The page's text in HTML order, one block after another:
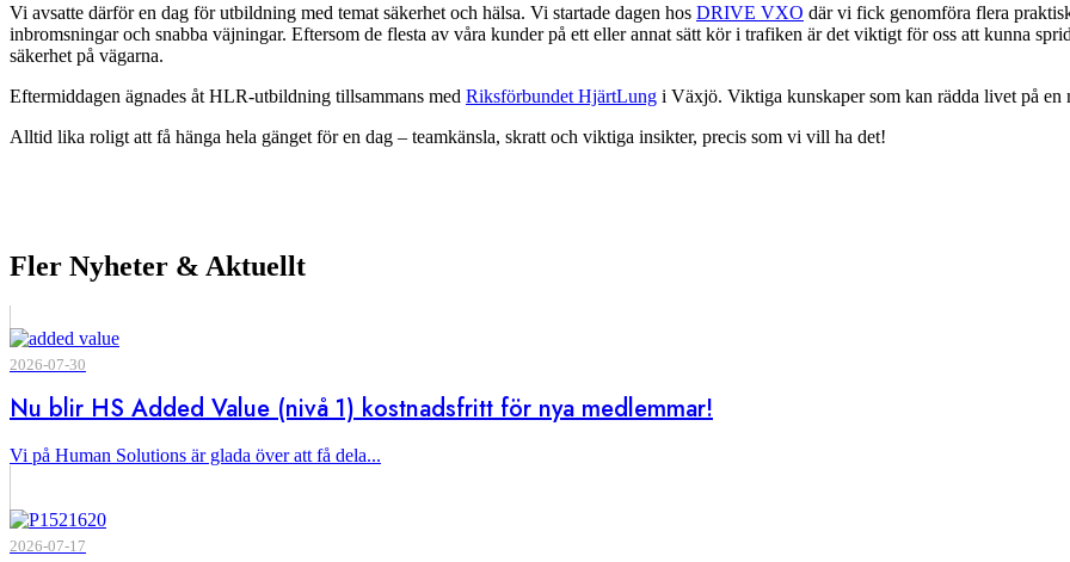
Vi avsatte därför en dag för utbildning med temat säkerhet och hälsa. Vi startade dagen hos DRIVE VXO där vi fick genomföra flera
inbromsningar och snabba väjningar. Eftersom de flesta av våra kunder på ett eller annat sätt kör i trafiken är det viktigt för oss att kunna
säkerhet på vägarna.
Eftermiddagen ägnades åt HLR-utbildning tillsammans med Riksförbundet HjärtLung i Växjö. Viktiga kunskaper som kan rädda livet på en
Alltid lika roligt att få hänga hela gänget för en dag – teamkänsla, skratt och viktiga insikter, precis som vi vill ha det!
Fler Nyheter & Aktuellt
2026-07-30
Nu blir HS Added Value (nivå 1) kostnadsfritt för nya medlemmar!
Vi på Human Solutions är glada över att få dela...
2026-07-17